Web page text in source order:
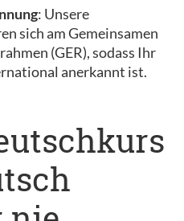
: Unsere
sich am Gemeinsamen
(GER), sodass Ihr
anerkannt ist.